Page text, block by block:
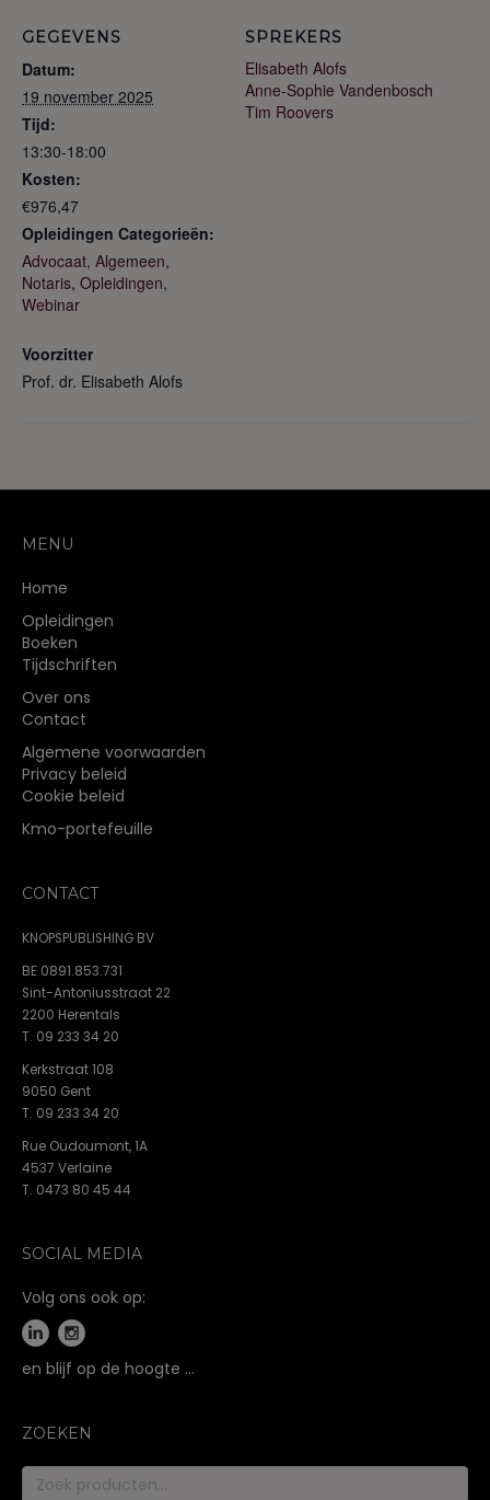
GEGEVENS
Datum:
19 november 2025
Tijd:
13:30-18:00
Kosten:
€976,47
Opleidingen Categorieën:
Advocaat, Algemeen,
Notaris, Opleidingen,
Webinar
SPREKERS
Elisabeth Alofs
Anne-Sophie Vandenbosch
Tim Roovers
Voorzitter
Prof. dr. Elisabeth Alofs
MENU
Home
Opleidingen
Boeken
Tijdschriften
Over ons
Contact
Algemene voorwaarden
Privacy beleid
Cookie beleid
Kmo-portefeuille
CONTACT
KNOPSPUBLISHING BV
BE 0891.853.731
Sint-Antoniusstraat 22
2200 Herentals
T. 09 233 34 20
Kerkstraat 108
9050 Gent
T. 09 233 34 20
Rue Oudoumont, 1A
4537 Verlaine
T. 0473 80 45 44
SOCIAL MEDIA
Volg ons ook op:
en blijf op de hoogte …
ZOEKEN
Zoeken